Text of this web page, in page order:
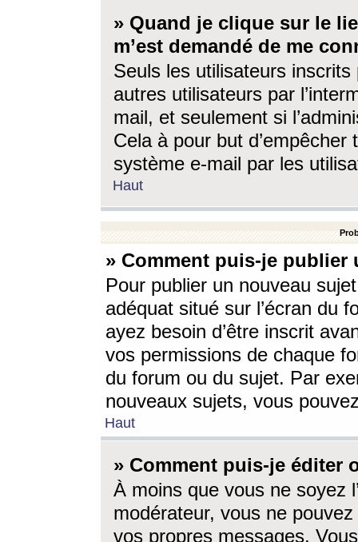
» Quand je clique sur le
m’est demandé de me
Seuls les utilisateurs
autres utilisateurs par
mail, et seulement si
Cela à pour but
système e-mail par les
Haut
» Comment puis-je
Pour publier un nouveau
adéquat situé sur l’écran du
ayez besoin d’être inscrit
vos permissions de chaque
du forum ou du sujet. Par
nouveaux sujets, vous
Haut
» Comment puis-je éditer
À moins que vous ne soyez
modérateur, vous ne
vos propres messages.